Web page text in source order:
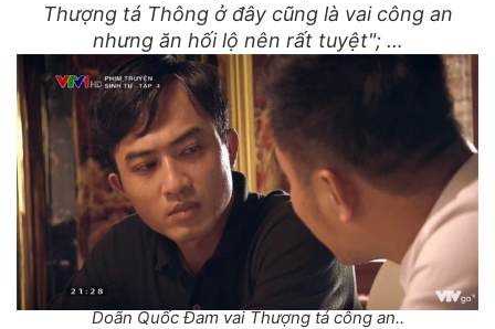
Thượng tá Thông ở đây cũng là vai công an
nhưng ăn hối lộ nên rất tuyệt"; …
Doãn Quốc Đam vai Thượng tá công an..